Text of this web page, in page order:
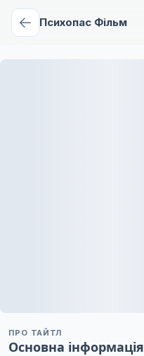
Психопас Фільм
ПРО ТАЙТЛ
Основна інформація